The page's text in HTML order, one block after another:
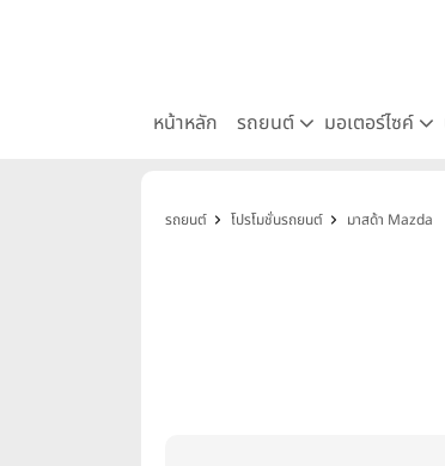
หน้าหลัก รถยนต์ มอเตอร์ไซค์
รถยนต์ โปรโมชั่นรถยนต์ มาสด้า Mazda